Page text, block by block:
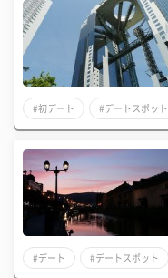
#初デート #デートスポット
#デート #デートスポット